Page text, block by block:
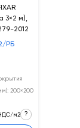
3×2 м),
2012
РБ
200×200
м2 ?